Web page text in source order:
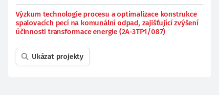
Výzkum technologie procesu a optimalizace konstrukce
spalovacích pecí na komunální odpad, zajišťující zvýšení
účinnosti transformace energie (2A-3TP1/087)
Ukázat projekty